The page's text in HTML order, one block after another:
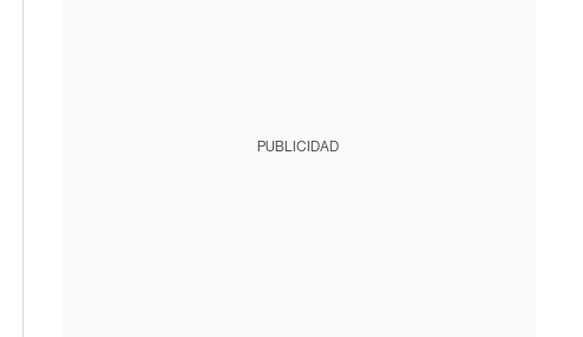
PUBLICIDAD